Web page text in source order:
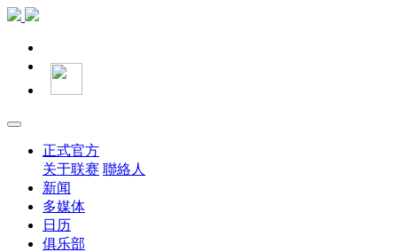
正式官方
关于联赛 聯絡人
新闻
多媒体
日历
俱乐部